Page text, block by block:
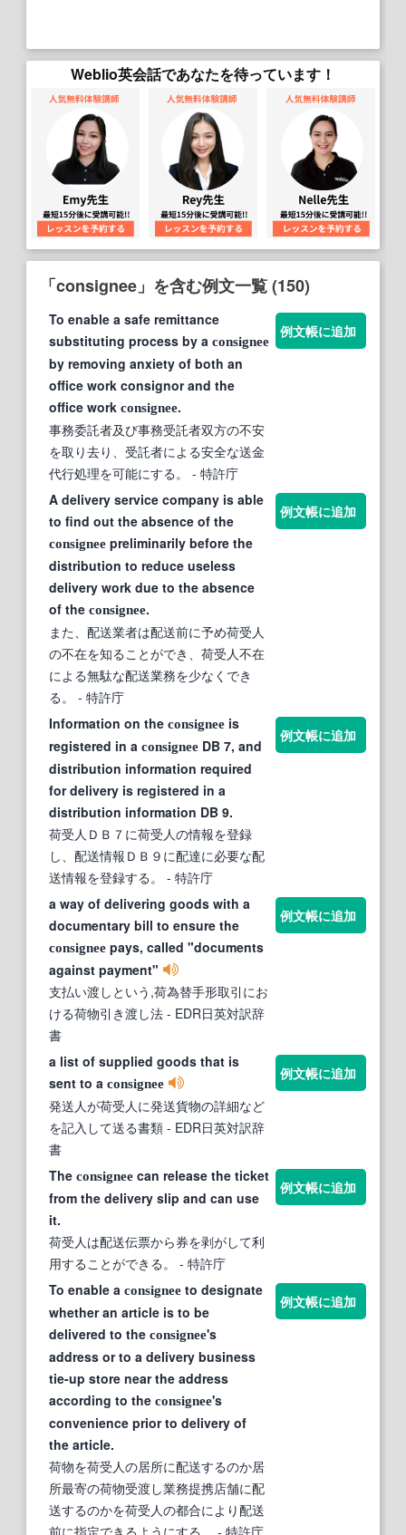
Weblio英会話であなたを待っています！
「consignee」を含む例文一覧 (150)
To enable a safe remittance
substituting process by a consignee
by removing anxiety of both an
office work consignor and the
office work consignee.
事務委託者及び事務受託者双方の不安
を取り去り、受託者による安全な送金
代行処理を可能にする。
- 特許庁
例文帳に追加
A delivery service company is able
to find out the absence of the
consignee preliminarily before the
distribution to reduce useless
delivery work due to the absence
of the consignee.
また、配送業者は配送前に予め荷受人
の不在を知ることができ、荷受人不在
による無駄な配送業務を少なくでき
る。
- 特許庁
例文帳に追加
Information on the consignee is
registered in a consignee DB 7, and
distribution information required
for delivery is registered in a
distribution information DB 9.
荷受人ＤＢ７に荷受人の情報を登録
し、配送情報ＤＢ９に配達に必要な配
送情報を登録する。
- 特許庁
例文帳に追加
a way of delivering goods with a
documentary bill to ensure the
consignee pays, called "documents
against payment"
支払い渡しという,荷為替手形取引にお
ける荷物引き渡し法 - EDR日英対訳辞
書
例文帳に追加
a list of supplied goods that is
sent to a consignee
発送人が荷受人に発送貨物の詳細など
を記入して送る書類 - EDR日英対訳辞
書
例文帳に追加
The consignee can release the ticket
from the delivery slip and can use
it.
荷受人は配送伝票から券を剥がして利
用することができる。
- 特許庁
例文帳に追加
To enable a consignee to designate
whether an article is to be
delivered to the consignee's
address or to a delivery business
tie-up store near the address
according to the consignee's
convenience prior to delivery of
the article.
荷物を荷受人の居所に配送するのか居
所最寄の荷物受渡し業務提携店舗に配
送するのかを荷受人の都合により配送
例文帳に追加